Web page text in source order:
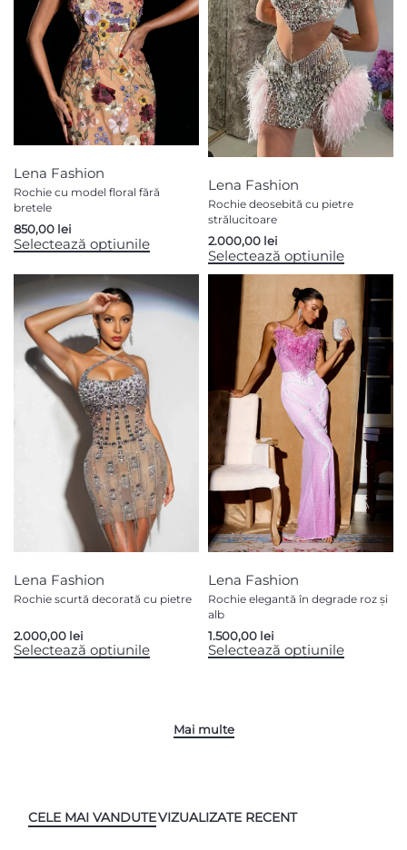
Lena Fashion
Rochie cu model floral fără
bretele
850,00 lei
Selectează opțiunile
Lena Fashion
Rochie deosebită cu pietre
strălucitoare
2.000,00 lei
Selectează opțiunile
Lena Fashion
Rochie scurtă decorată cu pietre
2.000,00 lei
Selectează opțiunile
Lena Fashion
Rochie elegantă în degrade roz și
alb
1.500,00 lei
Selectează opțiunile
CELE MAI VANDUTEVIZUALIZATE RECENT